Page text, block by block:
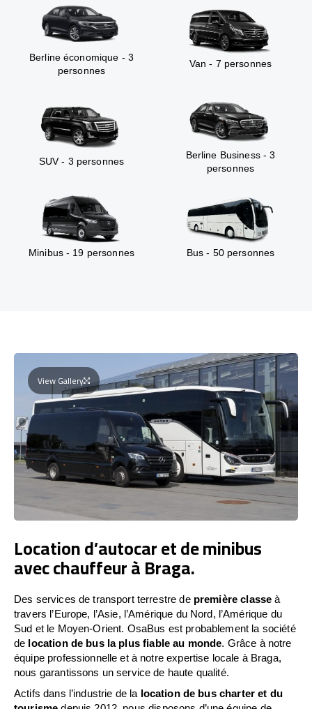
Berline économique - 3
personnes
Van - 7 personnes
SUV - 3 personnes
Berline Business - 3
personnes
Minibus - 19 personnes Bus - 50 personnes
View Gallery
Location d’autocar et de minibus
avec chauffeur à Braga.
Des services de transport terrestre de première classe à
travers l’Europe, l’Asie, l’Amérique du Nord, l’Amérique du
Sud et le Moyen-Orient. OsaBus est probablement la société
de location de bus la plus fiable au monde. Grâce à notre
équipe professionnelle et à notre expertise locale à Braga,
nous garantissons un service de haute qualité.
Actifs dans l’industrie de la location de bus charter et du